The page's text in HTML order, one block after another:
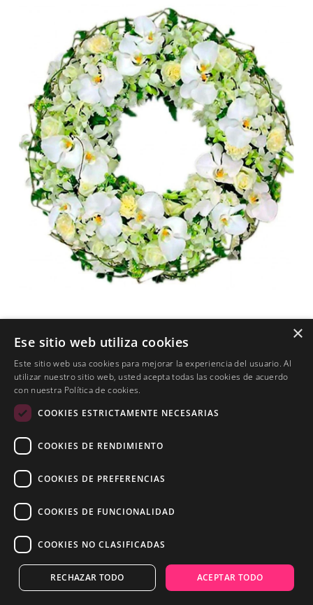

×
Ese sitio web utiliza cookies
Este sitio web usa cookies para mejorar la experiencia del usuario. Al
utilizar nuestro sitio web, usted acepta todas las cookies de acuerdo
con nuestra Política de cookies.
COOKIES ESTRICTAMENTE NECESARIAS
COOKIES DE RENDIMIENTO
COOKIES DE PREFERENCIAS
COOKIES DE FUNCIONALIDAD
COOKIES NO CLASIFICADAS
ACEPTAR TODO
RECHAZAR TODO